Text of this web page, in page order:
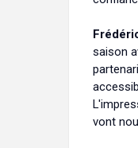
saison
vont